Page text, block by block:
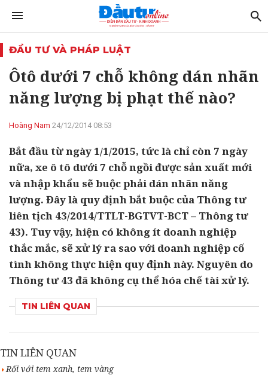
ĐẦU TƯ VÀ PHÁP LUẬT
Ôtô dưới 7 chỗ không dán nhãn
năng lượng bị phạt thế nào?
Hoàng Nam 24/12/2014 08:53
Bắt đầu từ ngày 1/1/2015, tức là chỉ còn 7 ngày
nữa, xe ô tô dưới 7 chỗ ngồi được sản xuất mới
và nhập khẩu sẽ buộc phải dán nhãn năng
lượng. Đây là quy định bắt buộc của Thông tư
liên tịch 43/2014/TTLT-BGTVT-BCT – Thông tư
43). Tuy vậy, hiện có không ít doanh nghiệp
thắc mắc, sẽ xử lý ra sao với doanh nghiệp cố
tình không thực hiện quy định này. Nguyên do
Thông tư 43 đã không cụ thể hóa chế tài xử lý.
TIN LIÊN QUAN
TIN LIÊN QUAN
Rối với tem xanh, tem vàng